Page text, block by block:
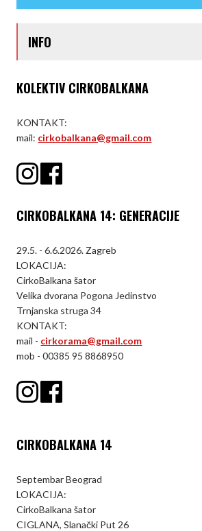
INFO
KOLEKTIV CIRKOBALKANA
KONTAKT:
mail: cirkobalkana@gmail.com
CIRKOBALKANA 14: GENERACIJE
29.5. - 6.6.2026. Zagreb
LOKACIJA:
CirkoBalkana šator
Velika dvorana Pogona Jedinstvo
Trnjanska struga 34
KONTAKT:
mail - cirkorama@gmail.com
mob - 00385 95 8868950
CIRKOBALKANA 14
Septembar Beograd
LOKACIJA:
CirkoBalkana šator
CIGLANA, Slanački Put 26